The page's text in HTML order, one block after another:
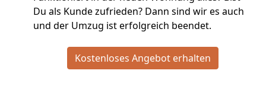
Du als Kunde zufrieden? Dann sind wir es auch
und der Umzug ist erfolgreich beendet.
Kostenloses Angebot erhalten